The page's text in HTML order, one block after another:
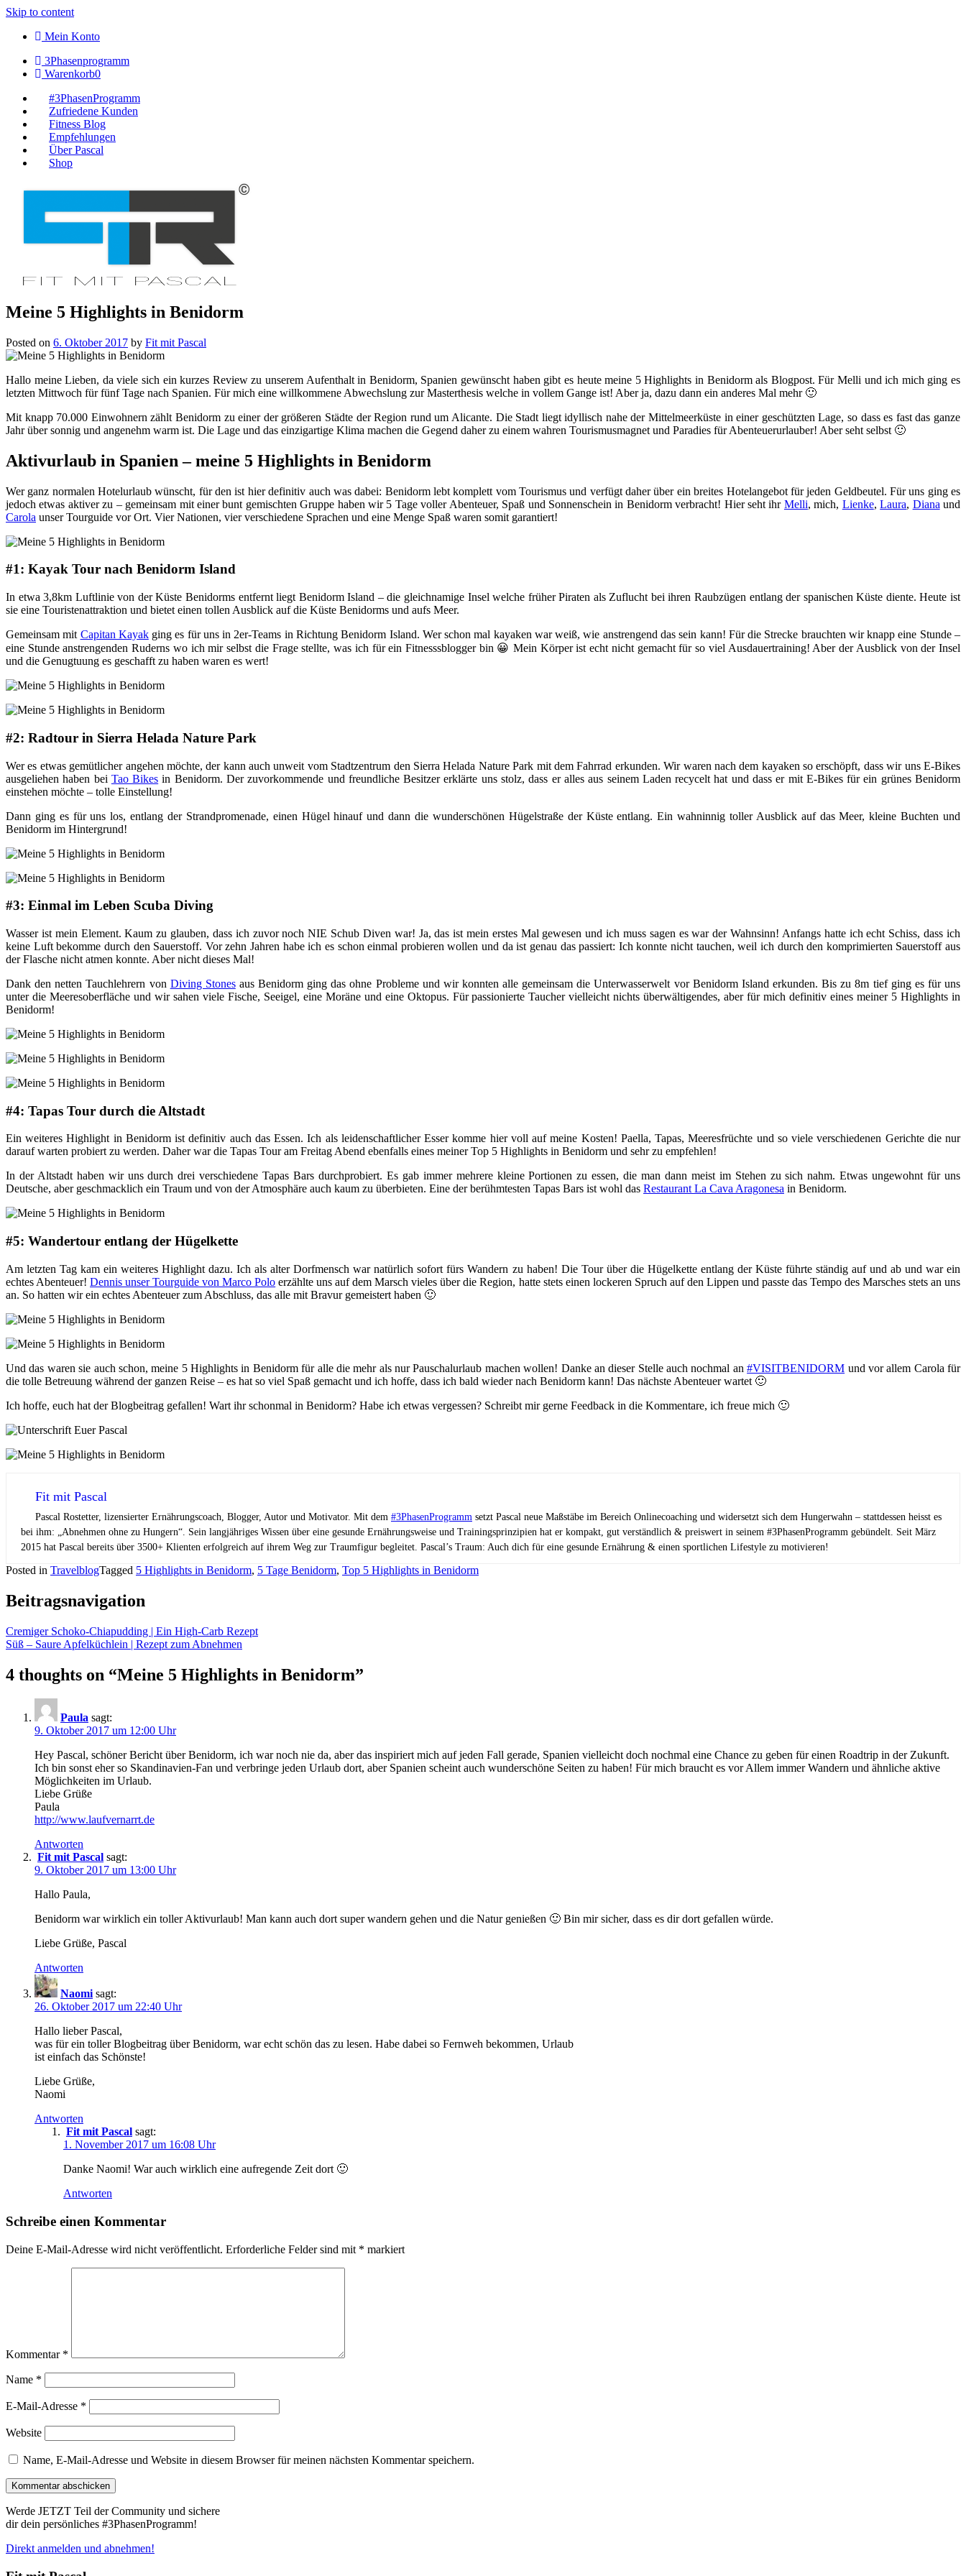
Skip to content
Mein Konto
3Phasenprogramm
Warenkorb0
#3PhasenProgramm
Zufriedene Kunden
Fitness Blog
Empfehlungen
Über Pascal
Shop
Meine 5 Highlights in Benidorm
Posted on 6. Oktober 2017 by Fit mit Pascal
Hallo meine Lieben, da viele sich ein kurzes Review zu unserem Aufenthalt in Benidorm, Spanien gewünscht haben gibt es heute meine 5 Highlights in Benidorm als Blogpost. Für Melli und ich mich ging es
letzten Mittwoch für fünf Tage nach Spanien. Für mich eine willkommene Abwechslung zur Masterthesis welche in vollem Gange ist! Aber ja, dazu dann ein anderes Mal mehr 🙂
Mit knapp 70.000 Einwohnern zählt Benidorm zu einer der größeren Städte der Region rund um Alicante. Die Stadt liegt idyllisch nahe der Mittelmeerküste in einer geschützten Lage, so dass es fast das ganze
Jahr über sonnig und angenehm warm ist. Die Lage und das einzigartige Klima machen die Gegend daher zu einem wahren Tourismusmagnet und Paradies für Abenteuerurlauber! Aber seht selbst 🙂
Aktivurlaub in Spanien – meine 5 Highlights in Benidorm
Wer ganz normalen Hotelurlaub wünscht, für den ist hier definitiv auch was dabei: Benidorm lebt komplett vom Tourismus und verfügt daher über ein breites Hotelangebot für jeden Geldbeutel. Für uns ging es
jedoch etwas aktiver zu – gemeinsam mit einer bunt gemischten Gruppe haben wir 5 Tage voller Abenteuer, Spaß und Sonnenschein in Benidorm verbracht! Hier seht ihr Melli, mich, Lienke,Laura, Diana und
Carola unser Tourguide vor Ort. Vier Nationen, vier verschiedene Sprachen und eine Menge Spaß waren somit garantiert!
#1: Kayak Tour nach Benidorm Island
In etwa 3,8km Luftlinie von der Küste Benidorms entfernt liegt Benidorm Island – die gleichnamige Insel welche früher Piraten als Zuflucht bei ihren Raubzügen entlang der spanischen Küste diente. Heute ist
sie eine Touristenattraktion und bietet einen tollen Ausblick auf die Küste Benidorms und aufs Meer.
Gemeinsam mit Capitan Kayakging es für uns in 2er-Teams in Richtung Benidorm Island. Wer schon mal kayaken war weiß, wie anstrengend das sein kann! Für die Strecke brauchten wir knapp eine Stunde –
eine Stunde anstrengenden Ruderns wo ich mir selbst die Frage stellte, was ich für ein Fitnesssblogger bin 😀 Mein Körper ist echt nicht gemacht für so viel Ausdauertraining! Aber der Ausblick von der Insel
und die Genugtuung es geschafft zu haben waren es wert!
#2: Radtour in Sierra Helada Nature Park
Wer es etwas gemütlicher angehen möchte, der kann auch unweit vom Stadtzentrum den Sierra Helada Nature Park mit dem Fahrrad erkunden. Wir waren nach dem kayaken so erschöpft, dass wir uns E-Bikes
ausgeliehen haben bei Tao Bikes in Benidorm. Der zuvorkommende und freundliche Besitzer erklärte uns stolz, dass er alles aus seinem Laden recycelt hat und dass er mit E-Bikes für ein grünes Benidorm
einstehen möchte – tolle Einstellung!
Dann ging es für uns los, entlang der Strandpromenade, einen Hügel hinauf und dann die wunderschönen Hügelstraße der Küste entlang. Ein wahninnig toller Ausblick auf das Meer, kleine Buchten und
Benidorm im Hintergrund!
#3: Einmal im Leben Scuba Diving
Wasser ist mein Element. Kaum zu glauben, dass ich zuvor noch NIE Schub Diven war! Ja, das ist mein erstes Mal gewesen und ich muss sagen es war der Wahnsinn! Anfangs hatte ich echt Schiss, dass ich
keine Luft bekomme durch den Sauerstoff. Vor zehn Jahren habe ich es schon einmal probieren wollen und da ist genau das passiert: Ich konnte nicht tauchen, weil ich durch den komprimierten Sauerstoff aus
der Flasche nicht atmen konnte. Aber nicht dieses Mal!
Dank den netten Tauchlehrern von Diving Stonesaus Benidorm ging das ohne Probleme und wir konnten alle gemeinsam die Unterwasserwelt vor Benidorm Island erkunden. Bis zu 8m tief ging es für uns
unter die Meeresoberfläche und wir sahen viele Fische, Seeigel, eine Moräne und eine Oktopus. Für passionierte Taucher vielleicht nichts überwältigendes, aber für mich definitiv eines meiner 5 Highlights in
Benidorm!
#4: Tapas Tour durch die Altstadt
Ein weiteres Highlight in Benidorm ist definitiv auch das Essen. Ich als leidenschaftlicher Esser komme hier voll auf meine Kosten! Paella, Tapas, Meeresfrüchte und so viele verschiedenen Gerichte die nur
darauf warten probiert zu werden. Daher war die Tapas Tour am Freitag Abend ebenfalls eines meiner Top 5 Highlights in Benidorm und sehr zu empfehlen!
In der Altstadt haben wir uns durch drei verschiedene Tapas Bars durchprobiert. Es gab immer mehrere kleine Portionen zu essen, die man dann meist im Stehen zu sich nahm. Etwas ungewohnt für uns
Deutsche, aber geschmacklich ein Traum und von der Atmosphäre auch kaum zu überbieten. Eine der berühmtesten Tapas Bars ist wohl das Restaurant La Cava Aragonesa in Benidorm.
#5: Wandertour entlang der Hügelkette
Am letzten Tag kam ein weiteres Highlight dazu. Ich als alter Dorfmensch war natürlich sofort fürs Wandern zu haben! Die Tour über die Hügelkette entlang der Küste führte ständig auf und ab und war ein
echtes Abenteuer!Dennis unser Tourguide von Marco Polo erzählte uns auf dem Marsch vieles über die Region, hatte stets einen lockeren Spruch auf den Lippen und passte das Tempo des Marsches stets an uns
an. So hatten wir ein echtes Abenteuer zum Abschluss, das alle mit Bravur gemeistert haben 🙂
Und das waren sie auch schon, meine 5 Highlights in Benidorm für alle die mehr als nur Pauschalurlaub machen wollen! Danke an dieser Stelle auch nochmal an#VISITBENIDORM und vor allem Carola für
die tolle Betreuung während der ganzen Reise – es hat so viel Spaß gemacht und ich hoffe, dass ich bald wieder nach Benidorm kann! Das nächste Abenteuer wartet 🙂
Ich hoffe, euch hat der Blogbeitrag gefallen! Wart ihr schonmal in Benidorm? Habe ich etwas vergessen? Schreibt mir gerne Feedback in die Kommentare, ich freue mich 🙂
Fit mit Pascal
Pascal Rostetter, lizensierter Ernährungscoach, Blogger, Autor und Motivator. Mit dem #3PhasenProgramm setzt Pascal neue Maßstäbe im Bereich Onlinecoaching und widersetzt sich dem Hungerwahn – stattdessen heisst es
bei ihm: „Abnehmen ohne zu Hungern“. Sein langjähriges Wissen über eine gesunde Ernährungsweise und Trainingsprinzipien hat er kompakt, gut verständlich & preiswert in seinem #3PhasenProgramm gebündelt. Seit März
2015 hat Pascal bereits über 3500+ Klienten erfolgreich auf ihrem Weg zur Traumfigur begleitet. Pascal’s Traum: Auch dich für eine gesunde Ernährung & einen sportlichen Lifestyle zu motivieren!
Posted in TravelblogTagged 5 Highlights in Benidorm, 5 Tage Benidorm, Top 5 Highlights in Benidorm
Beitragsnavigation
Cremiger Schoko-Chiapudding | Ein High-Carb Rezept
Süß – Saure Apfelküchlein | Rezept zum Abnehmen
4 thoughts on “Meine 5 Highlights in Benidorm”
Paula sagt:
9. Oktober 2017 um 12:00 Uhr
Hey Pascal, schöner Bericht über Benidorm, ich war noch nie da, aber das inspiriert mich auf jeden Fall gerade, Spanien vielleicht doch nochmal eine Chance zu geben für einen Roadtrip in der Zukunft.
Ich bin sonst eher so Skandinavien-Fan und verbringe jeden Urlaub dort, aber Spanien scheint auch wunderschöne Seiten zu haben! Für mich braucht es vor Allem immer Wandern und ähnliche aktive
Möglichkeiten im Urlaub.
Liebe Grüße
Paula
http://www.laufvernarrt.de
Antworten
Fit mit Pascal sagt:
9. Oktober 2017 um 13:00 Uhr
Hallo Paula,
Benidorm war wirklich ein toller Aktivurlaub! Man kann auch dort super wandern gehen und die Natur genießen 🙂 Bin mir sicher, dass es dir dort gefallen würde.
Liebe Grüße, Pascal
Antworten
Naomi sagt:
26. Oktober 2017 um 22:40 Uhr
Hallo lieber Pascal,
was für ein toller Blogbeitrag über Benidorm, war echt schön das zu lesen. Habe dabei so Fernweh bekommen, Urlaub
ist einfach das Schönste!
Liebe Grüße,
Naomi
Antworten
Fit mit Pascal sagt:
1. November 2017 um 16:08 Uhr
Danke Naomi! War auch wirklich eine aufregende Zeit dort 🙂
Antworten
Schreibe einen Kommentar
Deine E-Mail-Adresse wird nicht veröffentlicht. Erforderliche Felder sind mit * markiert
Kommentar *
Name *
E-Mail-Adresse *
Website
Name, E-Mail-Adresse und Website in diesem Browser für meinen nächsten Kommentar speichern.
Werde JETZT Teil der Community und sichere
dir dein persönliches #3PhasenProgramm!
Direkt anmelden und abnehmen!